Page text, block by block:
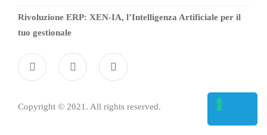
Rivoluzione ERP: XEN-IA, l’Intelligenza Artificiale per il
tuo gestionale
Copyright © 2021. All rights reserved.